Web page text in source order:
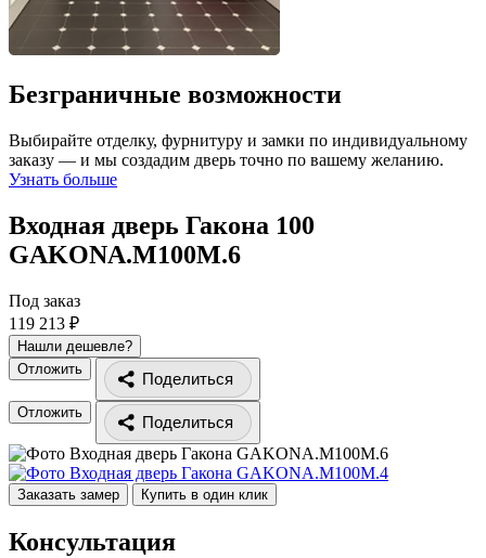
Безграничные возможности
Выбирайте отделку, фурнитуру и замки по индивидуальному
заказу — и мы создадим дверь точно по вашему желанию.
Узнать больше
Входная дверь Гакона 100
GAKONA.M100M.6
Под заказ
119 213 ₽
Нашли дешевле?
Отложить
Поделиться
Отложить
Поделиться
Заказать замер Купить в один клик
Консультация